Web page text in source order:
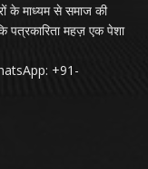
के माध्यम से समाज की
पत्रकारिता महज़ एक पेशा
+91-